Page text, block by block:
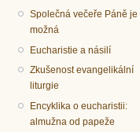
Společná večeře Páně je
možná
Eucharistie a násilí
Zkušenost evangelikální
liturgie
Encyklika o eucharistii:
almužna od papeže